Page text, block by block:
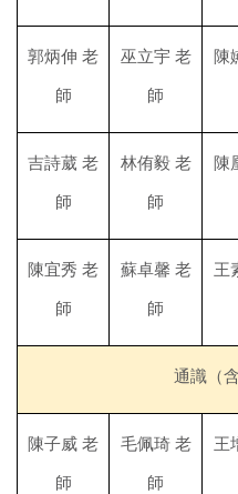
郭炳伸 老
師
巫立宇 老
師
陳
吉詩葳 老
師
林侑毅 老
師
陳
陳宜秀 老
師
蘇卓馨 老
師
王
通識（
陳子威 老
師
毛佩琦 老
師
王